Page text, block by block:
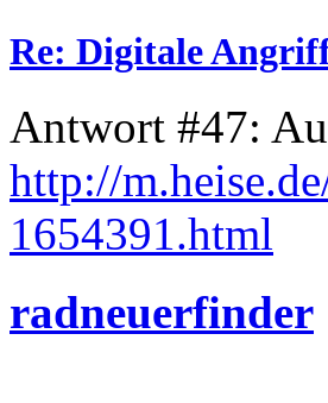
Re: Digitale
Antwort #47:
http://
1654391.html
radneuerfinder